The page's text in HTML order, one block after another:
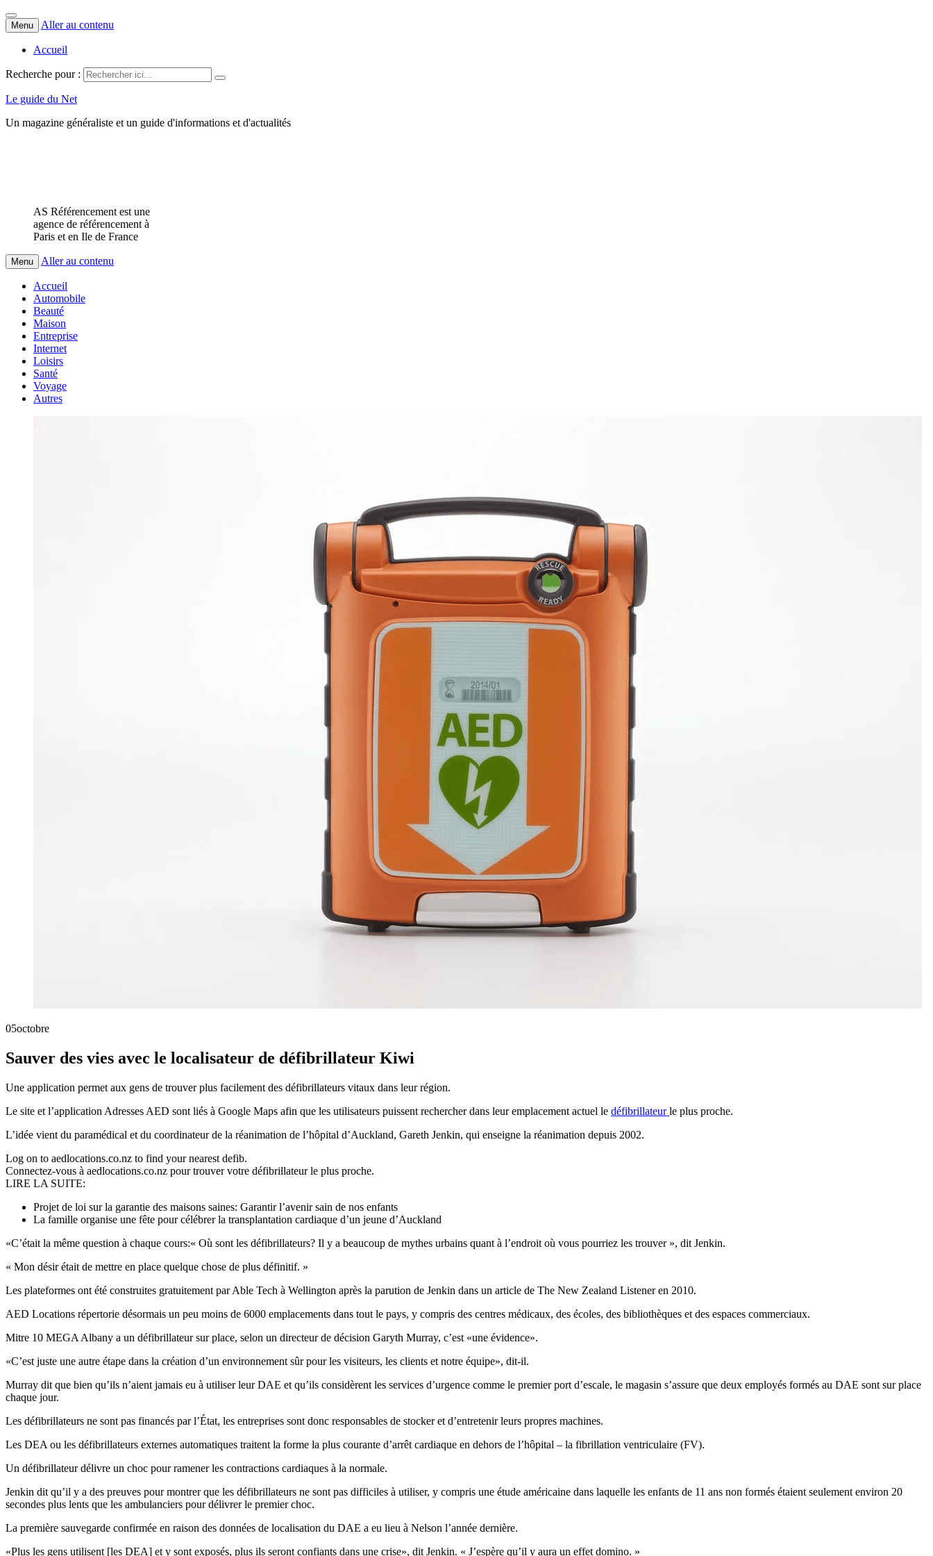
Menu Aller au contenu
Accueil
Recherche pour :
Le guide du Net
Un magazine généraliste et un guide d'informations et d'actualités
AS Référencement est une
agence de référencement à
Paris et en Ile de France
Menu Aller au contenu
Accueil
Automobile
Beauté
Maison
Entreprise
Internet
Loisirs
Santé
Voyage
Autres
05octobre
Sauver des vies avec le localisateur de défibrillateur Kiwi
Une application permet aux gens de trouver plus facilement des défibrillateurs vitaux dans leur région.
Le site et l’application Adresses AED sont liés à Google Maps afin que les utilisateurs puissent rechercher dans leur emplacement actuel le défibrillateurle plus proche.
L’idée vient du paramédical et du coordinateur de la réanimation de l’hôpital d’Auckland, Gareth Jenkin, qui enseigne la réanimation depuis 2002.
Log on to aedlocations.co.nz to find your nearest defib.
Connectez-vous à aedlocations.co.nz pour trouver votre défibrillateur le plus proche.
LIRE LA SUITE:
Projet de loi sur la garantie des maisons saines: Garantir l’avenir sain de nos enfants
La famille organise une fête pour célébrer la transplantation cardiaque d’un jeune d’Auckland
«C’était la même question à chaque cours:« Où sont les défibrillateurs? Il y a beaucoup de mythes urbains quant à l’endroit où vous pourriez les trouver », dit Jenkin.
« Mon désir était de mettre en place quelque chose de plus définitif. »
Les plateformes ont été construites gratuitement par Able Tech à Wellington après la parution de Jenkin dans un article de The New Zealand Listener en 2010.
AED Locations répertorie désormais un peu moins de 6000 emplacements dans tout le pays, y compris des centres médicaux, des écoles, des bibliothèques et des espaces commerciaux.
Mitre 10 MEGA Albany a un défibrillateur sur place, selon un directeur de décision Garyth Murray, c’est «une évidence».
«C’est juste une autre étape dans la création d’un environnement sûr pour les visiteurs, les clients et notre équipe», dit-il.
Murray dit que bien qu’ils n’aient jamais eu à utiliser leur DAE et qu’ils considèrent les services d’urgence comme le premier port d’escale, le magasin s’assure que deux employés formés au DAE sont sur place
chaque jour.
Les défibrillateurs ne sont pas financés par l’État, les entreprises sont donc responsables de stocker et d’entretenir leurs propres machines.
Les DEA ou les défibrillateurs externes automatiques traitent la forme la plus courante d’arrêt cardiaque en dehors de l’hôpital – la fibrillation ventriculaire (FV).
Un défibrillateur délivre un choc pour ramener les contractions cardiaques à la normale.
Jenkin dit qu’il y a des preuves pour montrer que les défibrillateurs ne sont pas difficiles à utiliser, y compris une étude américaine dans laquelle les enfants de 11 ans non formés étaient seulement environ 20
secondes plus lents que les ambulanciers pour délivrer le premier choc.
La première sauvegarde confirmée en raison des données de localisation du DAE a eu lieu à Nelson l’année dernière.
«Plus les gens utilisent [les DEA] et y sont exposés, plus ils seront confiants dans une crise», dit Jenkin. « J’espère qu’il y aura un effet domino. »